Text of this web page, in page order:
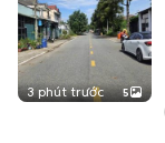
3 phút trước 5